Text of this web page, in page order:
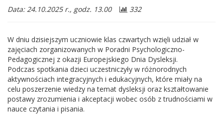
Data: 24.10.2025 r., godz. 13.00 332
W dniu dzisiejszym uczniowie klas czwartych wzięli udział w
zajęciach zorganizowanych w Poradni Psychologiczno-
Pedagogicznej z okazji Europejskiego Dnia Dysleksji.
Podczas spotkania dzieci uczestniczyły w różnorodnych
aktywnościach integracyjnych i edukacyjnych, które miały na
celu poszerzenie wiedzy na temat dysleksji oraz kształtowanie
postawy zrozumienia i akceptacji wobec osób z trudnościami w
nauce czytania i pisania.